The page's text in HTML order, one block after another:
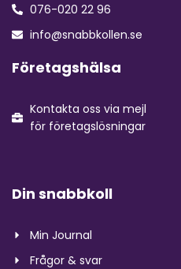
076-020 22 96
info@snabbkollen.se
Företagshälsa
Kontakta oss via mejl
för företagslösningar
Din snabbkoll
Min Journal
Frågor & svar